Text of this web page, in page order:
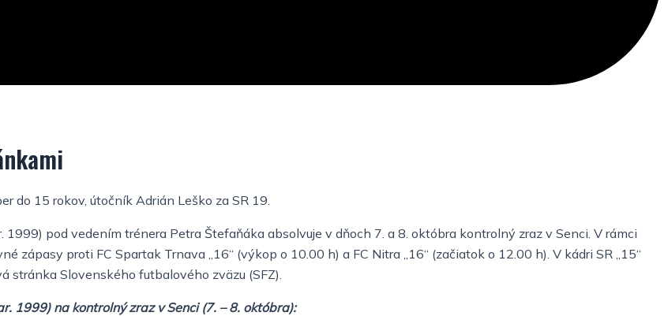
do 15 rokov, útočník Adrián Leško za SR 19.
1999) pod vedením trénera Petra Štefaňáka absolvuje v dňoch 7. a 8. októbra kontrolný zraz v Senci. V rámci
zápasy proti FC Spartak Trnava „16“ (výkop o 10.00 h) a FC Nitra „16“ (začiatok o 12.00 h). V kádri SR „15“
stránka Slovenského futbalového zväzu (SFZ).
1999) na kontrolný zraz v Senci (7. – 8. októbra):